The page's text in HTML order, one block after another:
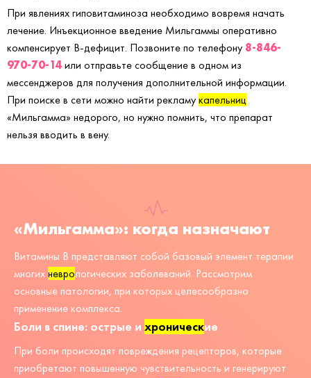
При явлениях гиповитаминоза необходимо вовремя начать
лечение. Инъекционное введение Мильгаммы оперативно
компенсирует В-дефицит. Позвоните по телефону 8-846-
970-70-14 или отправьте сообщение в одном из
мессенджеров для получения дополнительной информации.
При поиске в сети можно найти рекламу капельниц
«Мильгамма» недорого, но нужно помнить, что препарат
нельзя вводить в вену.
«Мильгамма»: когда назначают
Витамины В представляют собой базовый элемент терапии
многих неврологических заболеваний. Рассмотрим
основные патологии, при которых целесообразно
применение комплекса.
Боли в спине: острые и хронические
При боли происходят повреждения рецепторов, которые
приобретают повышенную чувствительность и генерируют